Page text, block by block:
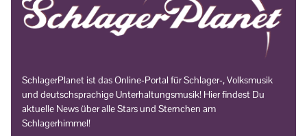
SchlagerPlanet ist das Online-Portal für Schlager-, Volksmusik
und deutschsprachige Unterhaltungsmusik! Hier findest Du
aktuelle News über alle Stars und Sternchen am
Schlagerhimmel!